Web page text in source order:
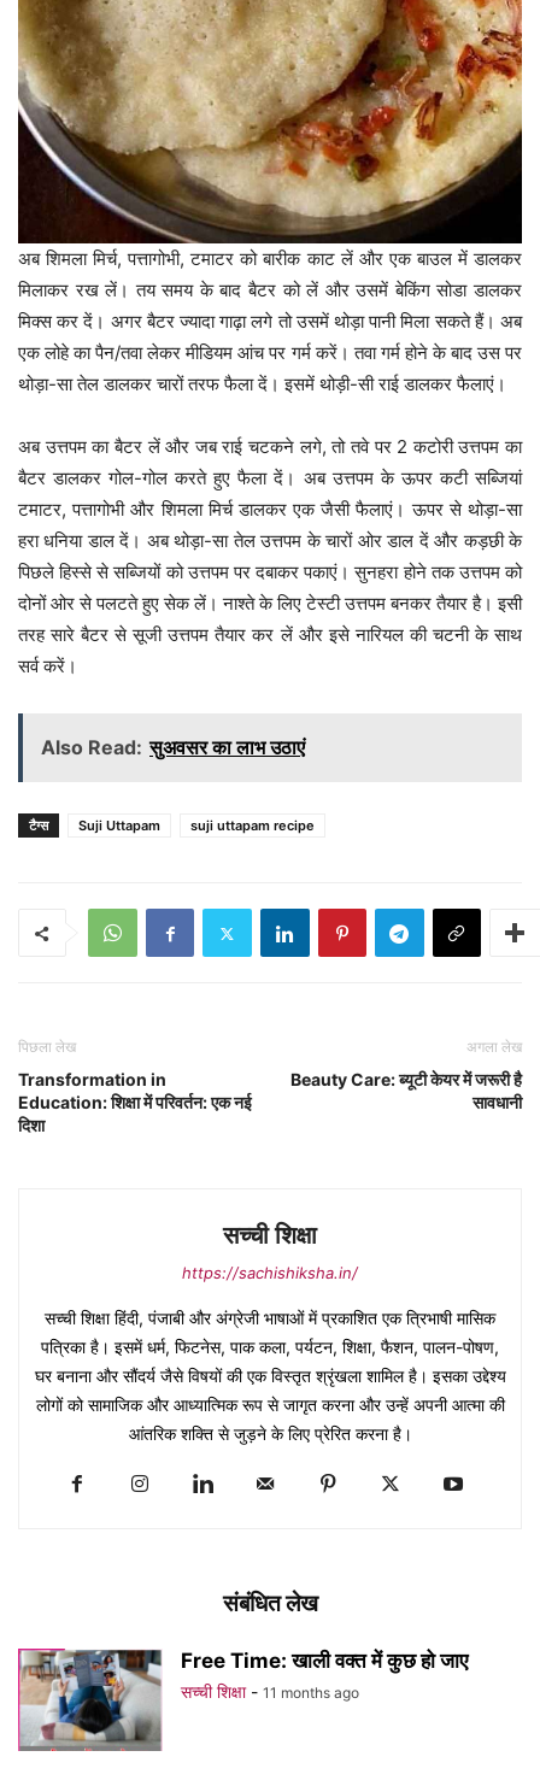
अब शिमला मिर्च, पत्तागोभी, टमाटर को बारीक काट लें और एक बाउल में डालकर
मिलाकर रख लें। तय समय के बाद बैटर को लें और उसमें बेकिंग सोडा डालकर
मिक्स कर दें। अगर बैटर ज्यादा गाढ़ा लगे तो उसमें थोड़ा पानी मिला सकते हैं। अब
एक लोहे का पैन/तवा लेकर मीडियम आंच पर गर्म करें। तवा गर्म होने के बाद उस पर
थोड़ा-सा तेल डालकर चारों तरफ फैला दें। इसमें थोड़ी-सी राई डालकर फैलाएं।
अब उत्तपम का बैटर लें और जब राई चटकने लगे, तो तवे पर 2 कटोरी उत्तपम का
बैटर डालकर गोल-गोल करते हुए फैला दें। अब उत्तपम के ऊपर कटी सब्जियां
टमाटर, पत्तागोभी और शिमला मिर्च डालकर एक जैसी फैलाएं। ऊपर से थोड़ा-सा
हरा धनिया डाल दें। अब थोड़ा-सा तेल उत्तपम के चारों ओर डाल दें और कड़छी के
पिछले हिस्से से सब्जियों को उत्तपम पर दबाकर पकाएं। सुनहरा होने तक उत्तपम को
दोनों ओर से पलटते हुए सेक लें। नाश्ते के लिए टेस्टी उत्तपम बनकर तैयार है। इसी
तरह सारे बैटर से सूजी उत्तपम तैयार कर लें और इसे नारियल की चटनी के साथ
सर्व करें।
Also Read: सुअवसर का लाभ उठाएं
टैग्स Suji Uttapam suji uttapam recipe
पिछला लेख
Transformation in
Education: शिक्षा में परिवर्तन: एक नई
दिशा
अगला लेख
Beauty Care: ब्यूटी केयर में जरूरी है
सावधानी
सच्ची शिक्षा
https://sachishiksha.in/
सच्ची शिक्षा हिंदी, पंजाबी और अंग्रेजी भाषाओं में प्रकाशित एक त्रिभाषी मासिक
पत्रिका है। इसमें धर्म, फिटनेस, पाक कला, पर्यटन, शिक्षा, फैशन, पालन-पोषण,
घर बनाना और सौंदर्य जैसे विषयों की एक विस्तृत श्रृंखला शामिल है। इसका उद्देश्य
लोगों को सामाजिक और आध्यात्मिक रूप से जागृत करना और उन्हें अपनी आत्मा की
आंतरिक शक्ति से जुड़ने के लिए प्रेरित करना है।
संबंधित लेख
Free Time: खाली वक्त में कुछ हो जाए
सच्ची शिक्षा - 11 months ago